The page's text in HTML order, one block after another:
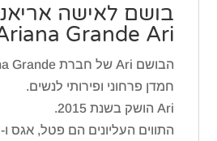
בושם לאישה
Grande Ari
חמדן פרחוני ופירותי לנשים.
Ari הושק בשנת 2015.
התווים העליונים הם פטל, אגס